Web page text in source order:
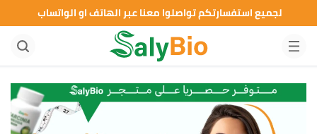
لجميع استفسارتكم تواصلوا معنا عبر الهاتف او الواتساب